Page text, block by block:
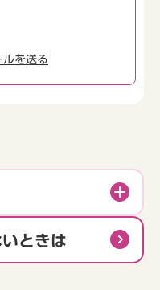
ルを送る
ときは